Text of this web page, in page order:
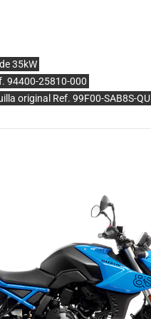
35kW
94400-25810-000
original Ref. 99F00-SAB8S-